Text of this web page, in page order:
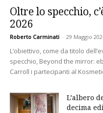
Oltre lo specchio,
2026
Roberto Carminati - 29 Maggio
L’obiettivo, come da titolo
specchio, Beyond the mirror:
Carroll i partecipanti al
L’albero
decima